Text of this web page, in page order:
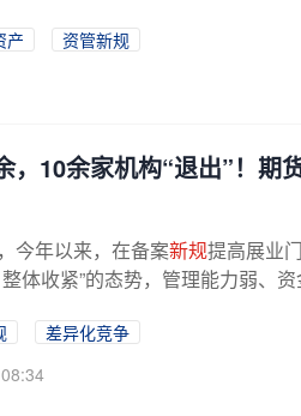
产
资管新规
，10余家机构“退出”！期
今年以来，在备案新规提高展业
体收紧”的态势，管理能力弱、
差异化竞争